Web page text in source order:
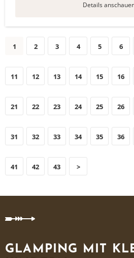
Details
1 2 3 4 5 6
11 12 13 14 15 16
21 22 23 24 25 26
31 32 33 34 35 36
41 42 43 >
GLAMPING MIT